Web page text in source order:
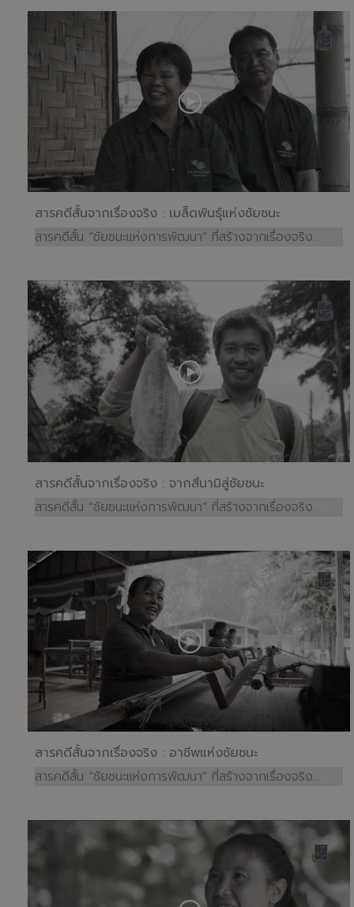
สารคดีสั้นจากเรื่องจริง : เมล็ดพันธุ์แห่งชัยชนะ
สารคดีสั้น “ชัยชนะแห่งการพัฒนา” ที่สร้างจากเรื่องจริง...
สารคดีสั้นจากเรื่องจริง : จากสึนามิสู่ชัยชนะ
สารคดีสั้น “ชัยชนะแห่งการพัฒนา” ที่สร้างจากเรื่องจริง...
สารคดีสั้นจากเรื่องจริง : อาชีพแห่งชัยชนะ
สารคดีสั้น “ชัยชนะแห่งการพัฒนา” ที่สร้างจากเรื่องจริง...